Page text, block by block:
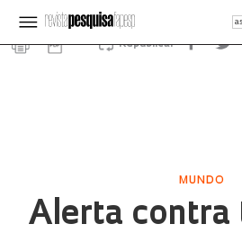
Republicar
MUNDO
Alerta contra